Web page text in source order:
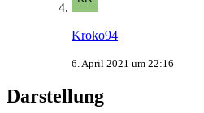
Kroko94
6. April 2021 um 22:16
Darstellung